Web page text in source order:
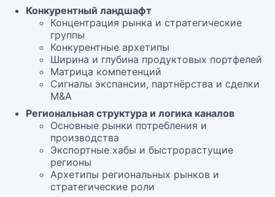
Конкурентный ландшафт
Концентрация рынка и стратегические
группы
Конкурентные архетипы
Ширина и глубина продуктовых портфелей
Матрица компетенций
Сигналы экспансии, партнёрства и сделки
M&A
Региональная структура и логика каналов
Основные рынки потребления и
производства
Экспортные хабы и быстрорастущие
регионы
Архетипы региональных рынков и
стратегические роли